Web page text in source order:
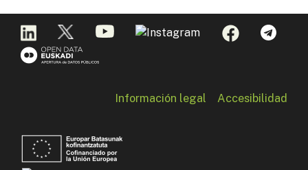
Información legal Accesibilidad